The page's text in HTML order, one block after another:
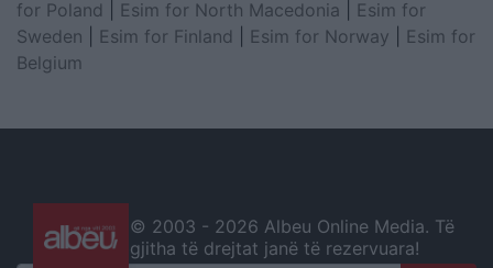
for Poland
Esim for North Macedonia
Esim for
Sweden
Esim for Finland Esim for Norway
Esim for
Belgium
© 2003 - 2026 Albeu Online Media. Të
gjitha të drejtat janë të rezervuara!